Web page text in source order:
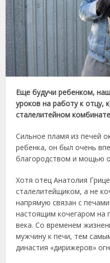
Еще будучи ребенком,
уроков на работу к отцу,
сталелитейном комбинате
Сильное пламя из печей
ребенка, он был очень
благородством и мощью
Хотя отец Анатолия
сталелитейщиком, а не
напрямую связан с
настоящим кочегаром на
века. Со временем
мужчину к печи, тем
династия «дирижеров»